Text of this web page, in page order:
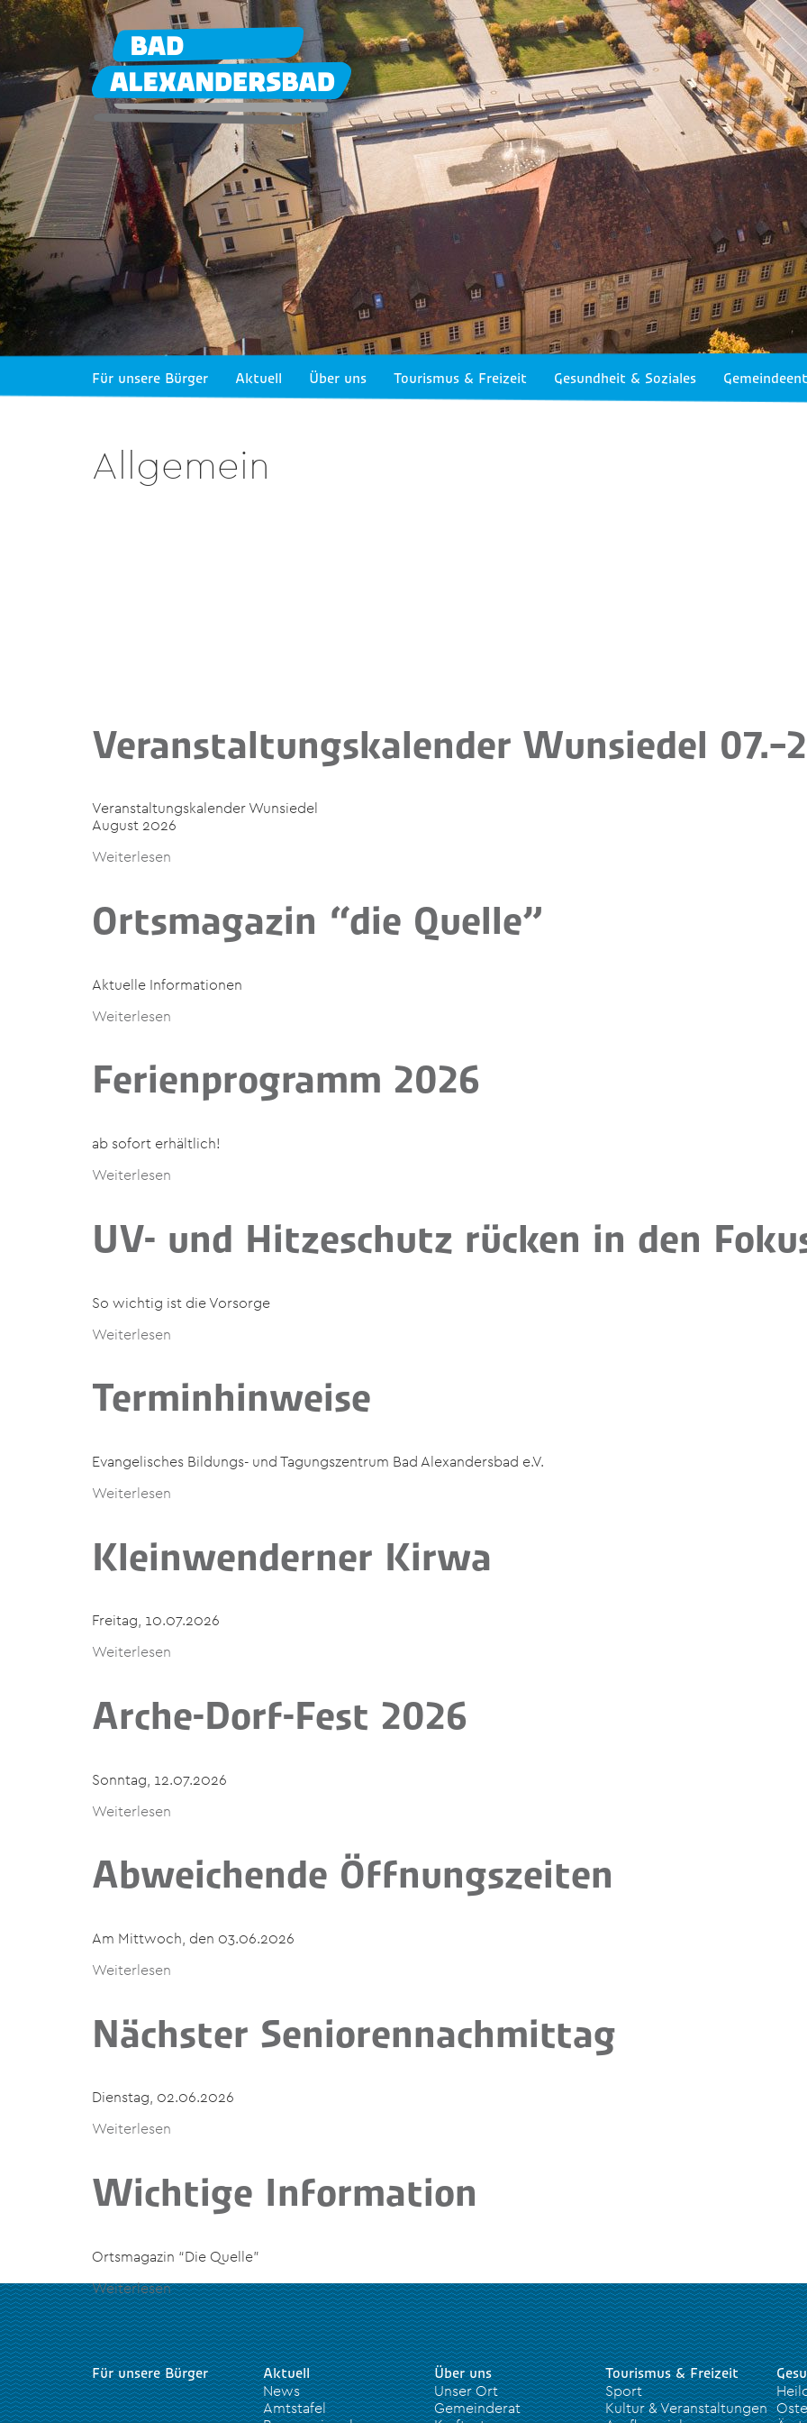
Für unsere Bürger Aktuell Über uns Tourismus & Freizeit Gesundheit & Soziales
Allgemein
Veranstaltungskalender Wunsiedel 07.-
Veranstaltungskalender Wunsiedel
August 2026
Weiterlesen
Ortsmagazin “die Quelle”
Aktuelle Informationen
Weiterlesen
Ferienprogramm 2026
ab sofort erhältlich!
Weiterlesen
UV- und Hitzeschutz rücken in den
So wichtig ist die Vorsorge
Weiterlesen
Terminhinweise
Evangelisches Bildungs- und Tagungszentrum Bad Alexandersbad e.V.
Weiterlesen
Kleinwenderner Kirwa
Freitag, 10.07.2026
Weiterlesen
Arche-Dorf-Fest 2026
Sonntag, 12.07.2026
Weiterlesen
Abweichende Öffnungszeiten
Am Mittwoch, den 03.06.2026
Weiterlesen
Nächster Seniorennachmittag
Dienstag, 02.06.2026
Weiterlesen
Wichtige Information
Ortsmagazin “Die Quelle”
Weiterlesen
Für unsere Bürger
Aktuell
News
Amtstafel
Über uns
Unser Ort
Gemeinderat
Tourismus & Freizeit
Sport
Kultur & Veranstaltungen